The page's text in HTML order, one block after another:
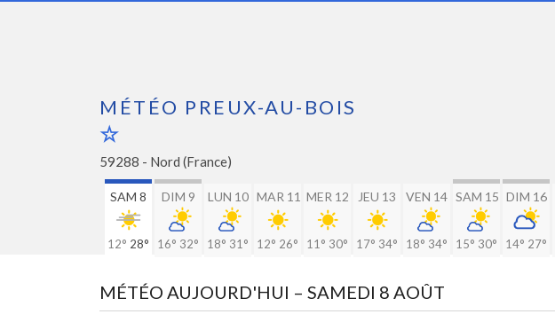
MÉTÉO PREUX-AU-BOIS
59288 - Nord (France)
SAM 8
12° 28°
DIM 9
16° 32°
LUN 10
18° 31°
MAR 11
12° 26°
MER 12
11° 30°
JEU 13
17° 34°
VEN 14
18° 34°
SAM 15
15° 30°
DIM 16
14° 27°
MÉTÉO AUJOURD'HUI – SAMEDI 8 AOÛT